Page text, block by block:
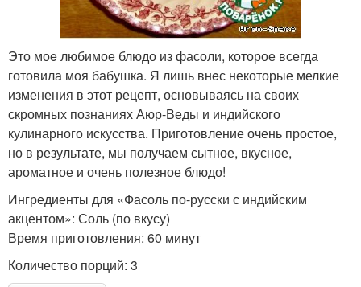
Это моe любимое блюдо из фасоли, которое всегда
готовила моя бабушка. Я лишь внeс некоторые мелкие
изменения в этот рецепт, основываясь на своих
скромных познаниях Аюр-Веды и индийского
кулинарного искусства. Приготовление очень простое,
но в результате, мы получаем сытное, вкусное,
ароматное и очень полезное блюдо!
Ингредиенты для «Фасоль по-русски с индийским
акцентом»: Соль (по вкусу)
Время приготовления: 60 минут
Количество порций: 3